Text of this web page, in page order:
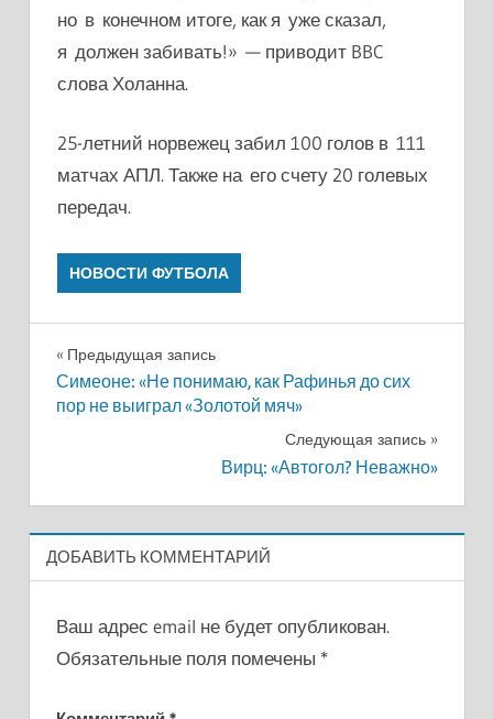
но в конечном итоге, как я уже сказал,
я должен забивать!» — приводит BBC
слова Холанна.
25-летний норвежец забил 100 голов в 111
матчах АПЛ. Также на его счету 20 голевых
передач.
НОВОСТИ ФУТБОЛА
Навигация
по
Предыдущая запись
Симеоне: «Не понимаю, как Рафинья до сих
пор не выиграл «Золотой мяч»
Следующая запись
Вирц: «Автогол? Неважно»
ДОБАВИТЬ КОММЕНТАРИЙ
Ваш адрес email не будет опубликован.
Обязательные поля помечены *